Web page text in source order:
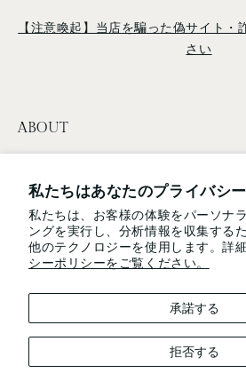
私たちはあなたのプライバシ
私たちは、お客様の体験をパーソナ
ングを実行し、分析情報を収集する
他のテクノロジーを使用します。詳
シーポリシーをご覧ください。
承諾する
拒否する
【注意喚起】当店を騙った偽サイト
さい
ABOUT
NEWSLETTER
電子メール